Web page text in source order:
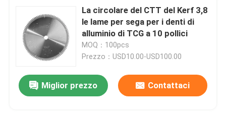
La circolare del CTT del Kerf 3,8
le lame per sega per i denti di
alluminio di TCG a 10 pollici
MOQ：100pcs
Prezzo：USD10.00-USD100.00
Miglior prezzo Contattaci